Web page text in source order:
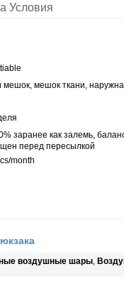
Условия
мешок, мешок ткани,
заранее как залемь,
перед пересылкой
month
воздушные шары,